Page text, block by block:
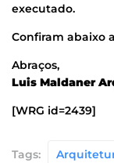
executado.
Confiram abaixo
Abraços,
Luis Maldaner
[WRG id=2439]
Tags: